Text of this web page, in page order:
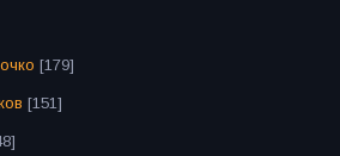
[179]
[151]